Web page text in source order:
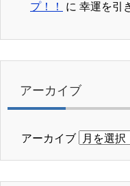
プ！！
に 幸運を引
アーカイブ
アーカイブ